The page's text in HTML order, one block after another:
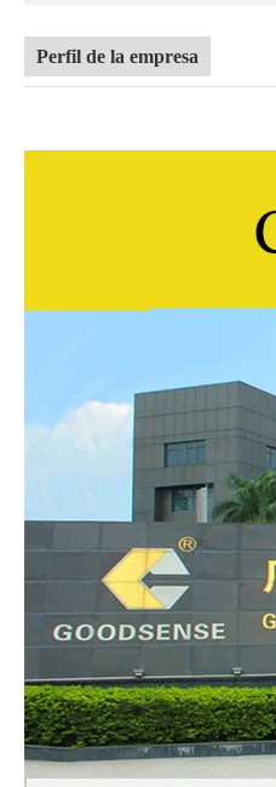
Perfil de la empresa